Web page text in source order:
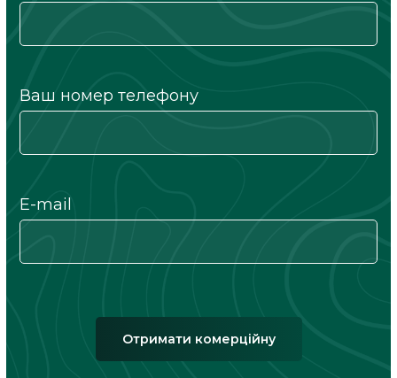
Ваш номер телефону
E-mail